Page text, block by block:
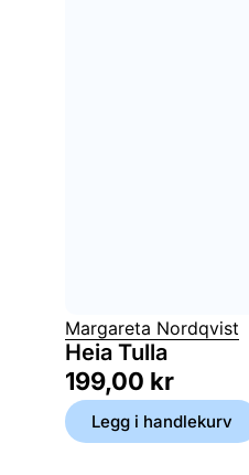
Margareta Nordqvist
Heia Tulla
199,00 kr
Legg i handlekurv